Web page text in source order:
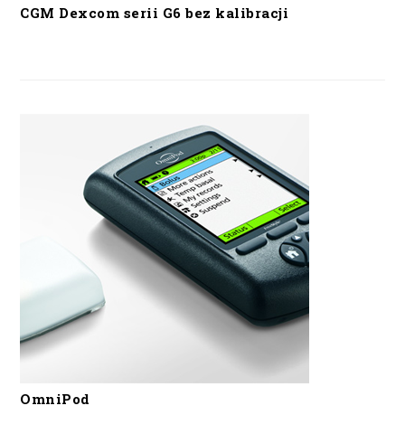
CGM Dexcom serii G6 bez kalibracji
OmniPod